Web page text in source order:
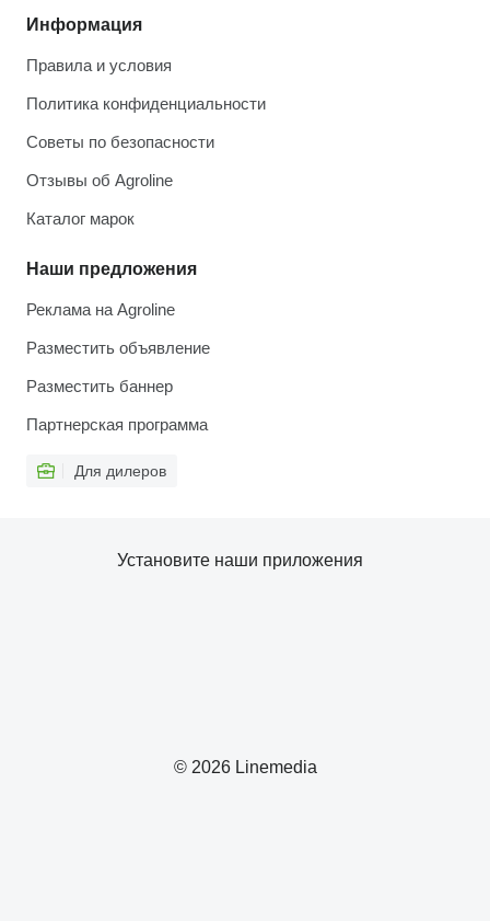
Информация
Правила и условия
Политика конфиденциальности
Советы по безопасности
Отзывы об Agroline
Каталог марок
Наши предложения
Реклама на Agroline
Разместить объявление
Разместить баннер
Партнерская программа
Для дилеров
© 2026 Linemedia
Установите наши приложения